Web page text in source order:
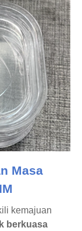
Masa
kemajuan
berkuasa